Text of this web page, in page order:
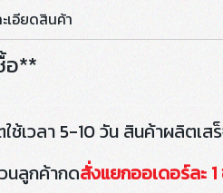
เอียดสินค้า
อ**
ช้เวลา 5-10 วัน สินค้าผลิตเ
นลูกค้ากดสั่งแยกออเดอร์ละ 1